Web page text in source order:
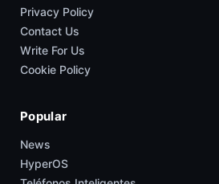
Privacy Policy
Contact Us
Write For Us
Cookie Policy
Popular
News
HyperOS